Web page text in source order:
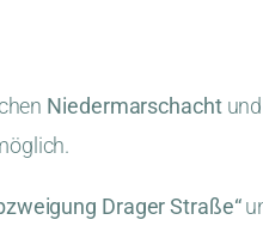
Niedermarschachtund
Drager Straße“